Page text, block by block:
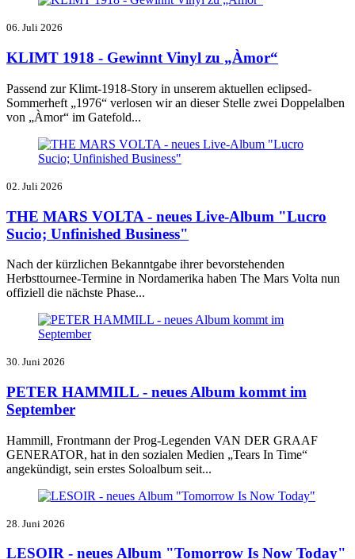
06. Juli 2026
KLIMT 1918 - Gewinnt Vinyl zu „Àmor“
Passend zur Klimt-1918-Story in unserem aktuellen eclipsed-
Sommerheft „1976“ verlosen wir an dieser Stelle zwei Doppelalben
von „Àmor“ im Gatefold...
02. Juli 2026
THE MARS VOLTA - neues Live-Album "Lucro
Sucio; Unfinished Business"
Nach der kürzlichen Bekanntgabe ihrer bevorstehenden
Herbsttournee-Termine in Nordamerika haben The Mars Volta nun
offiziell die nächste Phase...
30. Juni 2026
PETER HAMMILL - neues Album kommt im
September
Hammill, Frontmann der Prog-Legenden VAN DER GRAAF
GENERATOR, hat in den sozialen Medien „Tears In Time“
angekündigt, sein erstes Soloalbum seit...
28. Juni 2026
LESOIR - neues Album "Tomorrow Is Now Today"